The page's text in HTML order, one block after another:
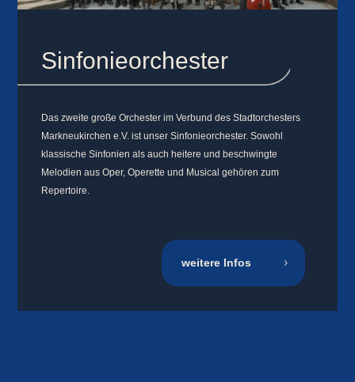
Sinfonieorchester
Das zweite große Orchester im Verbund des Stadtorchesters
Markneukirchen e.V. ist unser Sinfonieorchester. Sowohl
klassische Sinfonien als auch heitere und beschwingte
Melodien aus Oper, Operette und Musical gehören zum
Repertoire.
weitere Infos